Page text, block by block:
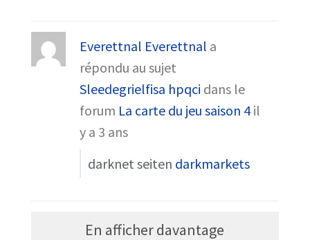
Everettnal Everettnal a
répondu au sujet
Sleedegrielfisa hpqci dans le
forum La carte du jeu saison 4 il
y a 3 ans
darknet seiten darkmarkets
En afficher davantage